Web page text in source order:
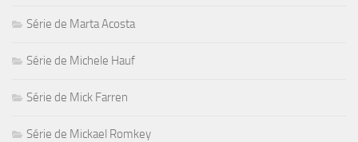
Série de Marta Acosta
Série de Michele Hauf
Série de Mick Farren
Série de Mickael Romkey